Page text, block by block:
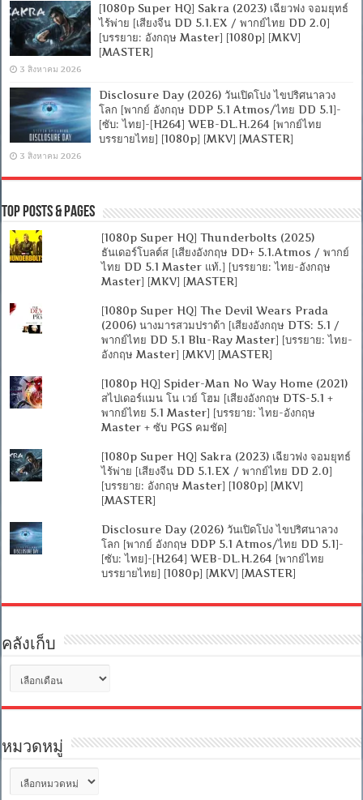
[1080p Super HQ] Sakra (2023) เฉียวฟง จอมยุทธ์
ไร้พ่าย [เสียงจีน DD 5.1.EX / พากย์ไทย DD 2.0]
[บรรยาย: อังกฤษ Master] [1080p] [MKV]
[MASTER]
3 สิงหาคม 2026
Disclosure Day (2026) วันเปิดโปง ไขปริศนาลวง
โลก [พากย์ อังกฤษ DDP 5.1 Atmos/ไทย DD 5.1]-
[ซับ: ไทย]-[H264] WEB-DL.H.264 [พากย์ไทย
บรรยายไทย] [1080p] [MKV] [MASTER]
3 สิงหาคม 2026
Top Posts & Pages
[1080p Super HQ] Thunderbolts (2025)
ธันเดอร์โบลต์ส [เสียงอังกฤษ DD+ 5.1.Atmos / พากย์
ไทย DD 5.1 Master แท้.] [บรรยาย: ไทย-อังกฤษ
Master] [MKV] [MASTER]
[1080p Super HQ] The Devil Wears Prada
(2006) นางมารสวมปราด้า [เสียงอังกฤษ DTS: 5.1 /
พากย์ไทย DD 5.1 Blu-Ray Master] [บรรยาย: ไทย-
อังกฤษ Master] [MKV] [MASTER]
[1080p HQ] Spider-Man No Way Home (2021)
สไปเดอร์แมน โน เวย์ โฮม [เสียงอังกฤษ DTS-5.1 +
พากย์ไทย 5.1 Master] [บรรยาย: ไทย-อังกฤษ
Master + ซับ PGS คมชัด]
[1080p Super HQ] Sakra (2023) เฉียวฟง จอมยุทธ์
ไร้พ่าย [เสียงจีน DD 5.1.EX / พากย์ไทย DD 2.0]
[บรรยาย: อังกฤษ Master] [1080p] [MKV]
[MASTER]
Disclosure Day (2026) วันเปิดโปง ไขปริศนาลวง
โลก [พากย์ อังกฤษ DDP 5.1 Atmos/ไทย DD 5.1]-
[ซับ: ไทย]-[H264] WEB-DL.H.264 [พากย์ไทย
บรรยายไทย] [1080p] [MKV] [MASTER]
คลังเก็บ
เก็บ
หมวดหมู่
หมู่